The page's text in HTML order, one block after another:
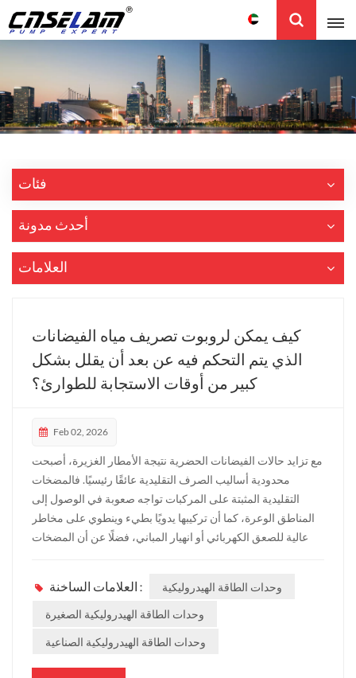
English
中文
فئات
أحدث مدونة
العلامات
كيف يمكن لروبوت تصريف مياه الفيضانات
الذي يتم التحكم فيه عن بعد أن يقلل بشكل
كبير من أوقات الاستجابة للطوارئ؟
Feb 02, 2026
مع تزايد حالات الفيضانات الحضرية نتيجة الأمطار الغزيرة، أصبحت
محدودية أساليب الصرف التقليدية عائقًا رئيسيًا. فالمضخات
التقليدية المثبتة على المركبات تواجه صعوبة في الوصول إلى
المناطق الوعرة، كما أن تركيبها يدويًا بطيء وينطوي على مخاطر
عالية للصعق الكهربائي أو انهيار المباني، فضلًا عن أن المضخات
الفيضانات.ال سلاميد روبوت تصريف مياه الفيضانات الذي يتم
التحكم فيه عن بعد يمثل هذا النظام ابتكاراً ثورياً في مجال تصريف
جميع أنواع التضاريس، ونظام هيدروليكي عالي الاستقرار، وتشغيل
عن بعد بدون سائق، فإنه يحطم المعوقات التقليدية في ثلاثة أبعاد:
العلامات الساخنة : وحدات الطاقة الهيدروليكية
وحدات الطاقة الهيدروليكية الصغيرة
وحدات الطاقة الهيدروليكية الصناعية